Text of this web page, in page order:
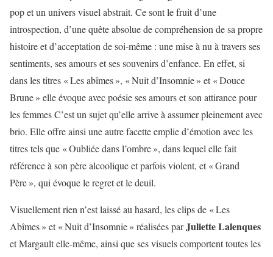
pop et un univers visuel abstrait. Ce sont le fruit d’une
introspection, d’une quête absolue de compréhension de sa propre
histoire et d’acceptation de soi-même : une mise à nu à travers ses
sentiments, ses amours et ses souvenirs d’enfance. En effet, si
dans les titres « Les abîmes », « Nuit d’Insomnie » et « Douce
Brune » elle évoque avec poésie ses amours et son attirance pour
les femmes C’est un sujet qu’elle arrive à assumer pleinement avec
brio. Elle offre ainsi une autre facette emplie d’émotion avec les
titres tels que « Oubliée dans l’ombre », dans lequel elle fait
référence à son père alcoolique et parfois violent, et « Grand
Père », qui évoque le regret et le deuil.
Visuellement rien n’est laissé au hasard, les clips de « Les
Abîmes » et « Nuit d’Insomnie » réalisées parJuliette Lalenques
et Margault elle-même, ainsi que ses visuels comportent toutes les